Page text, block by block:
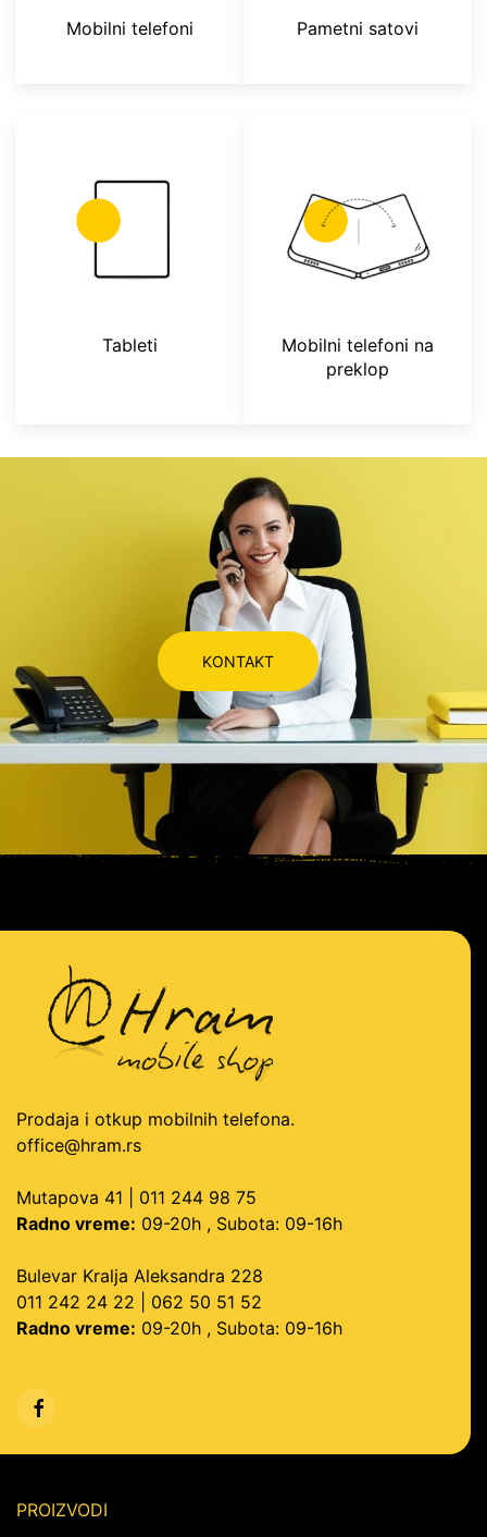
Mobilni telefoni Pametni satovi
Tableti
Mobilni telefoni na
preklop
KONTAKT
Prodaja i otkup mobilnih telefona.
office@hram.rs
Mutapova 41 | 011 244 98 75
Radno vreme: 09-20h , Subota: 09-16h
Bulevar Kralja Aleksandra 228
011 242 24 22 | 062 50 51 52
Radno vreme: 09-20h , Subota: 09-16h
PROIZVODI